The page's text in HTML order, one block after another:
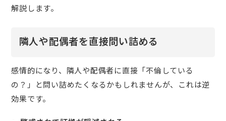
解説します。
隣人や配偶者を直接問い詰める
感情的になり、隣人や配偶者に直接「不倫している
の？」と問い詰めたくなるかもしれませんが、これは逆
効果です。